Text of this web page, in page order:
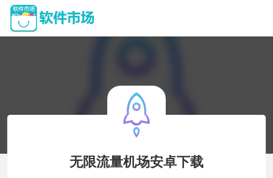
无限流量机场安卓下载